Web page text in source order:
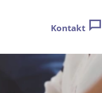
Kontakt